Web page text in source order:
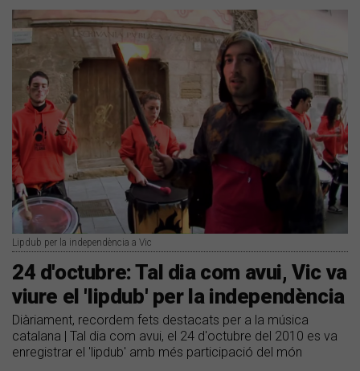
Lipdub per la independència a Vic
24 d'octubre: Tal dia com avui, Vic va
viure el 'lipdub' per la independència
Diàriament, recordem fets destacats per a la música
catalana | Tal dia com avui, el 24 d'octubre del 2010 es va
enregistrar el 'lipdub' amb més participació del món